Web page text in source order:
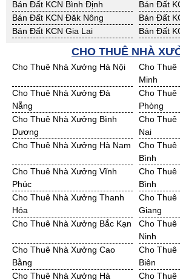
Bán Đất KCN Bình Định
Bán Đất
Bán Đất KCN Đăk Nông
Bán Đất
Bán Đất KCN Gia Lai
Bán Đất
Bán Đất
Bán Đất KCN Ninh Thuận
Bán Đất
Bán Đất KCN Quảng Bình
Bán Đất
Bán Đất KCN Quảng Ngãi
Bán Đất
Bán Đất KCN Cần Thơ
Bán Đất
Bán Đất KCN Bạc Liêu
Bán Đất
Bán Đất KCN Bình Phước
Bán Đất
Bán Đất KCN Đồng Tháp
Bán Đất
Bán Đất KCN Kiên Giang
Bán Đất
Bán Đất KCN Sóc Trăng
Bán Đất
Bán Đất KCN Tiền Giang
Bán Đất
Bán Đất KCN Vĩnh Long
Bán Đất
Bán Đất KCN Hưng Yên
Bán Đất
CHO THUÊ NHÀ
Cho Thuê Nhà Xưởng Hà Nội
Cho Thuê
Minh
Cho Thuê Nhà Xưởng Đà
Nẵng
Cho Thuê
Phòng
Cho Thuê Nhà Xưởng Bình
Dương
Cho Thuê
Nai
Cho Thuê Nhà Xưởng Hà Nam
Cho Thuê
Bình
Cho Thuê Nhà Xưởng Vĩnh
Phúc
Cho Thuê
Bình
Cho Thuê Nhà Xưởng Thanh
Hóa
Cho Thuê
Giang
Cho Thuê Nhà Xưởng Bắc Kạn
Cho Thuê
Ninh
Cho Thuê Nhà Xưởng Cao
Bằng
Cho Thuê
Biên
Cho Thuê Nhà Xưởng Hà
Cho Thuê